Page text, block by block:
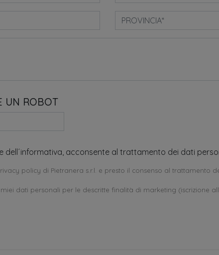
UN ROBOT
dell´informativa, acconsente al trattamento dei dati
policy di Pietranera s.r.l. e presto il consenso al trattamento
dati personali per le descritte finalità di marketing (iscrizione